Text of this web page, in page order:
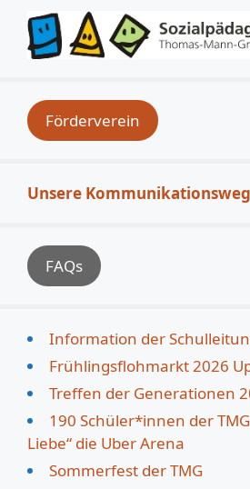
Förderverein
Unsere
FAQs
Information der
Frühlingsflohmarkt 2026
Treffen der Generationen
190 Schüler*innen der
Liebe“ die Uber Arena
Sommerfest der TMG